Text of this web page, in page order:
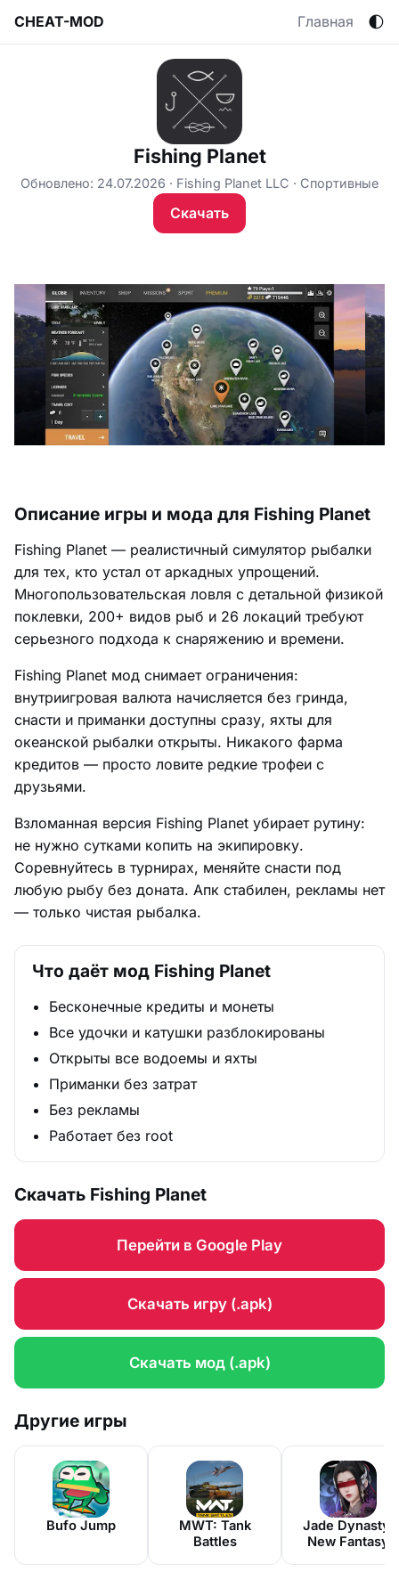
CHEAT-MOD Главная 🌓
Fishing Planet
Обновлено: 24.07.2026 Fishing Planet LLC Спортивные
Скачать
Описание игры и мода для Fishing Planet
Fishing Planet — реалистичный симулятор рыбалки
для тех, кто устал от аркадных упрощений.
Многопользовательская ловля с детальной физикой
поклевки, 200+ видов рыб и 26 локаций требуют
серьезного подхода к снаряжению и времени.
Fishing Planet мод снимает ограничения:
внутриигровая валюта начисляется без гринда,
снасти и приманки доступны сразу, яхты для
океанской рыбалки открыты. Никакого фарма
кредитов — просто ловите редкие трофеи с
друзьями.
Взломанная версия Fishing Planet убирает рутину:
не нужно сутками копить на экипировку.
Соревнуйтесь в турнирах, меняйте снасти под
любую рыбу без доната. Апк стабилен, рекламы нет
— только чистая рыбалка.
Что даёт мод Fishing Planet
Бесконечные кредиты и монеты
Все удочки и катушки разблокированы
Открыты все водоемы и яхты
Приманки без затрат
Без рекламы
Работает без root
Скачать Fishing Planet
Перейти в Google Play
Скачать игру (.apk)
Скачать мод (.apk)
Другие игры
Bufo Jump
MWT: Tank
Battles
Jade Dynasty:
New Fantasy